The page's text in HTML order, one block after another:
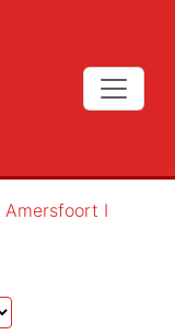
Amersfoort I